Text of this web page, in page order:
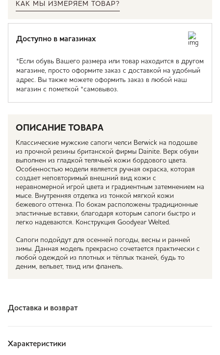
КАК МЫ ИЗМЕРЯЕМ ТОВАР?
Доступно в магазинах
*Если обувь Вашего размера или товар находится в другом
магазине, просто оформите заказ с доставкой на удобный
адрес. Вы также можете оформить заказ в любой наш
магазин с пометкой *самовывоз.
ОПИСАНИЕ ТОВАРА
Классические мужские сапоги челси Berwick на подошве
из прочной резины британской фирмы Dainite. Верх обуви
выполнен из гладкой телячьей кожи бордового цвета.
Особенностью модели является ручная окраска, которая
создает неповторимый внешний вид кожи с
неравномерной игрой цвета и градиентным затемнением на
мысе. Внутренняя отделка из тонкой мягкой кожи
бежевого оттенка. По бокам расположены традиционные
эластичные вставки, благодаря которым сапоги быстро и
легко надеваются. Конструкция Goodyear Welted.
Сапоги подойдут для осенней погоды, весны и ранней
зимы. Данная модель прекрасно сочетается практически с
любой одеждой из плотных и тёплых тканей, будь то
деним, вельвет, твид или фланель.
Доставка и возврат
Характеристики